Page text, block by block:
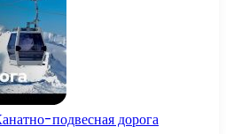
подвесная дорога